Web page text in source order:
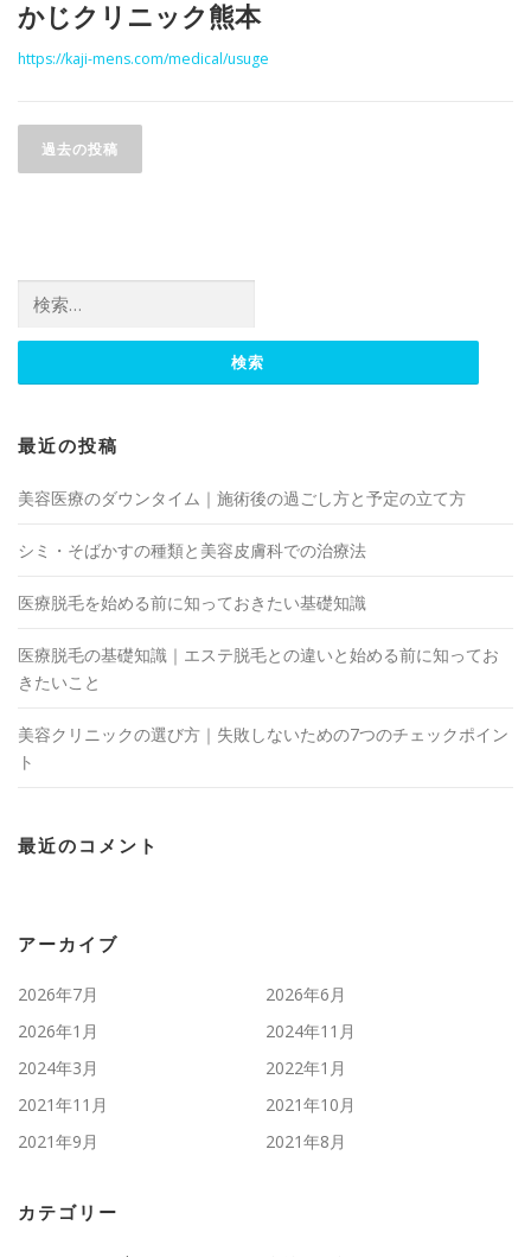
かじクリニック熊本
https://kaji-mens.com/medical/usuge
投
稿
ナ
シ
ョ
過去の投稿
索:
最近の投稿
美容医療のダウンタイム｜施術後の過ごし方と予定の立て方
シミ・そばかすの種類と美容皮膚科での治療法
医療脱毛を始める前に知っておきたい基礎知識
医療脱毛の基礎知識｜エステ脱毛との違いと始める前に知ってお
きたいこと
美容クリニックの選び方｜失敗しないための7つのチェックポイン
ト
最近のコメント
アーカイブ
2026年7月
2026年6月
2026年1月
2024年11月
2024年3月
2022年1月
2021年11月
2021年10月
2021年9月
2021年8月
カテゴリー